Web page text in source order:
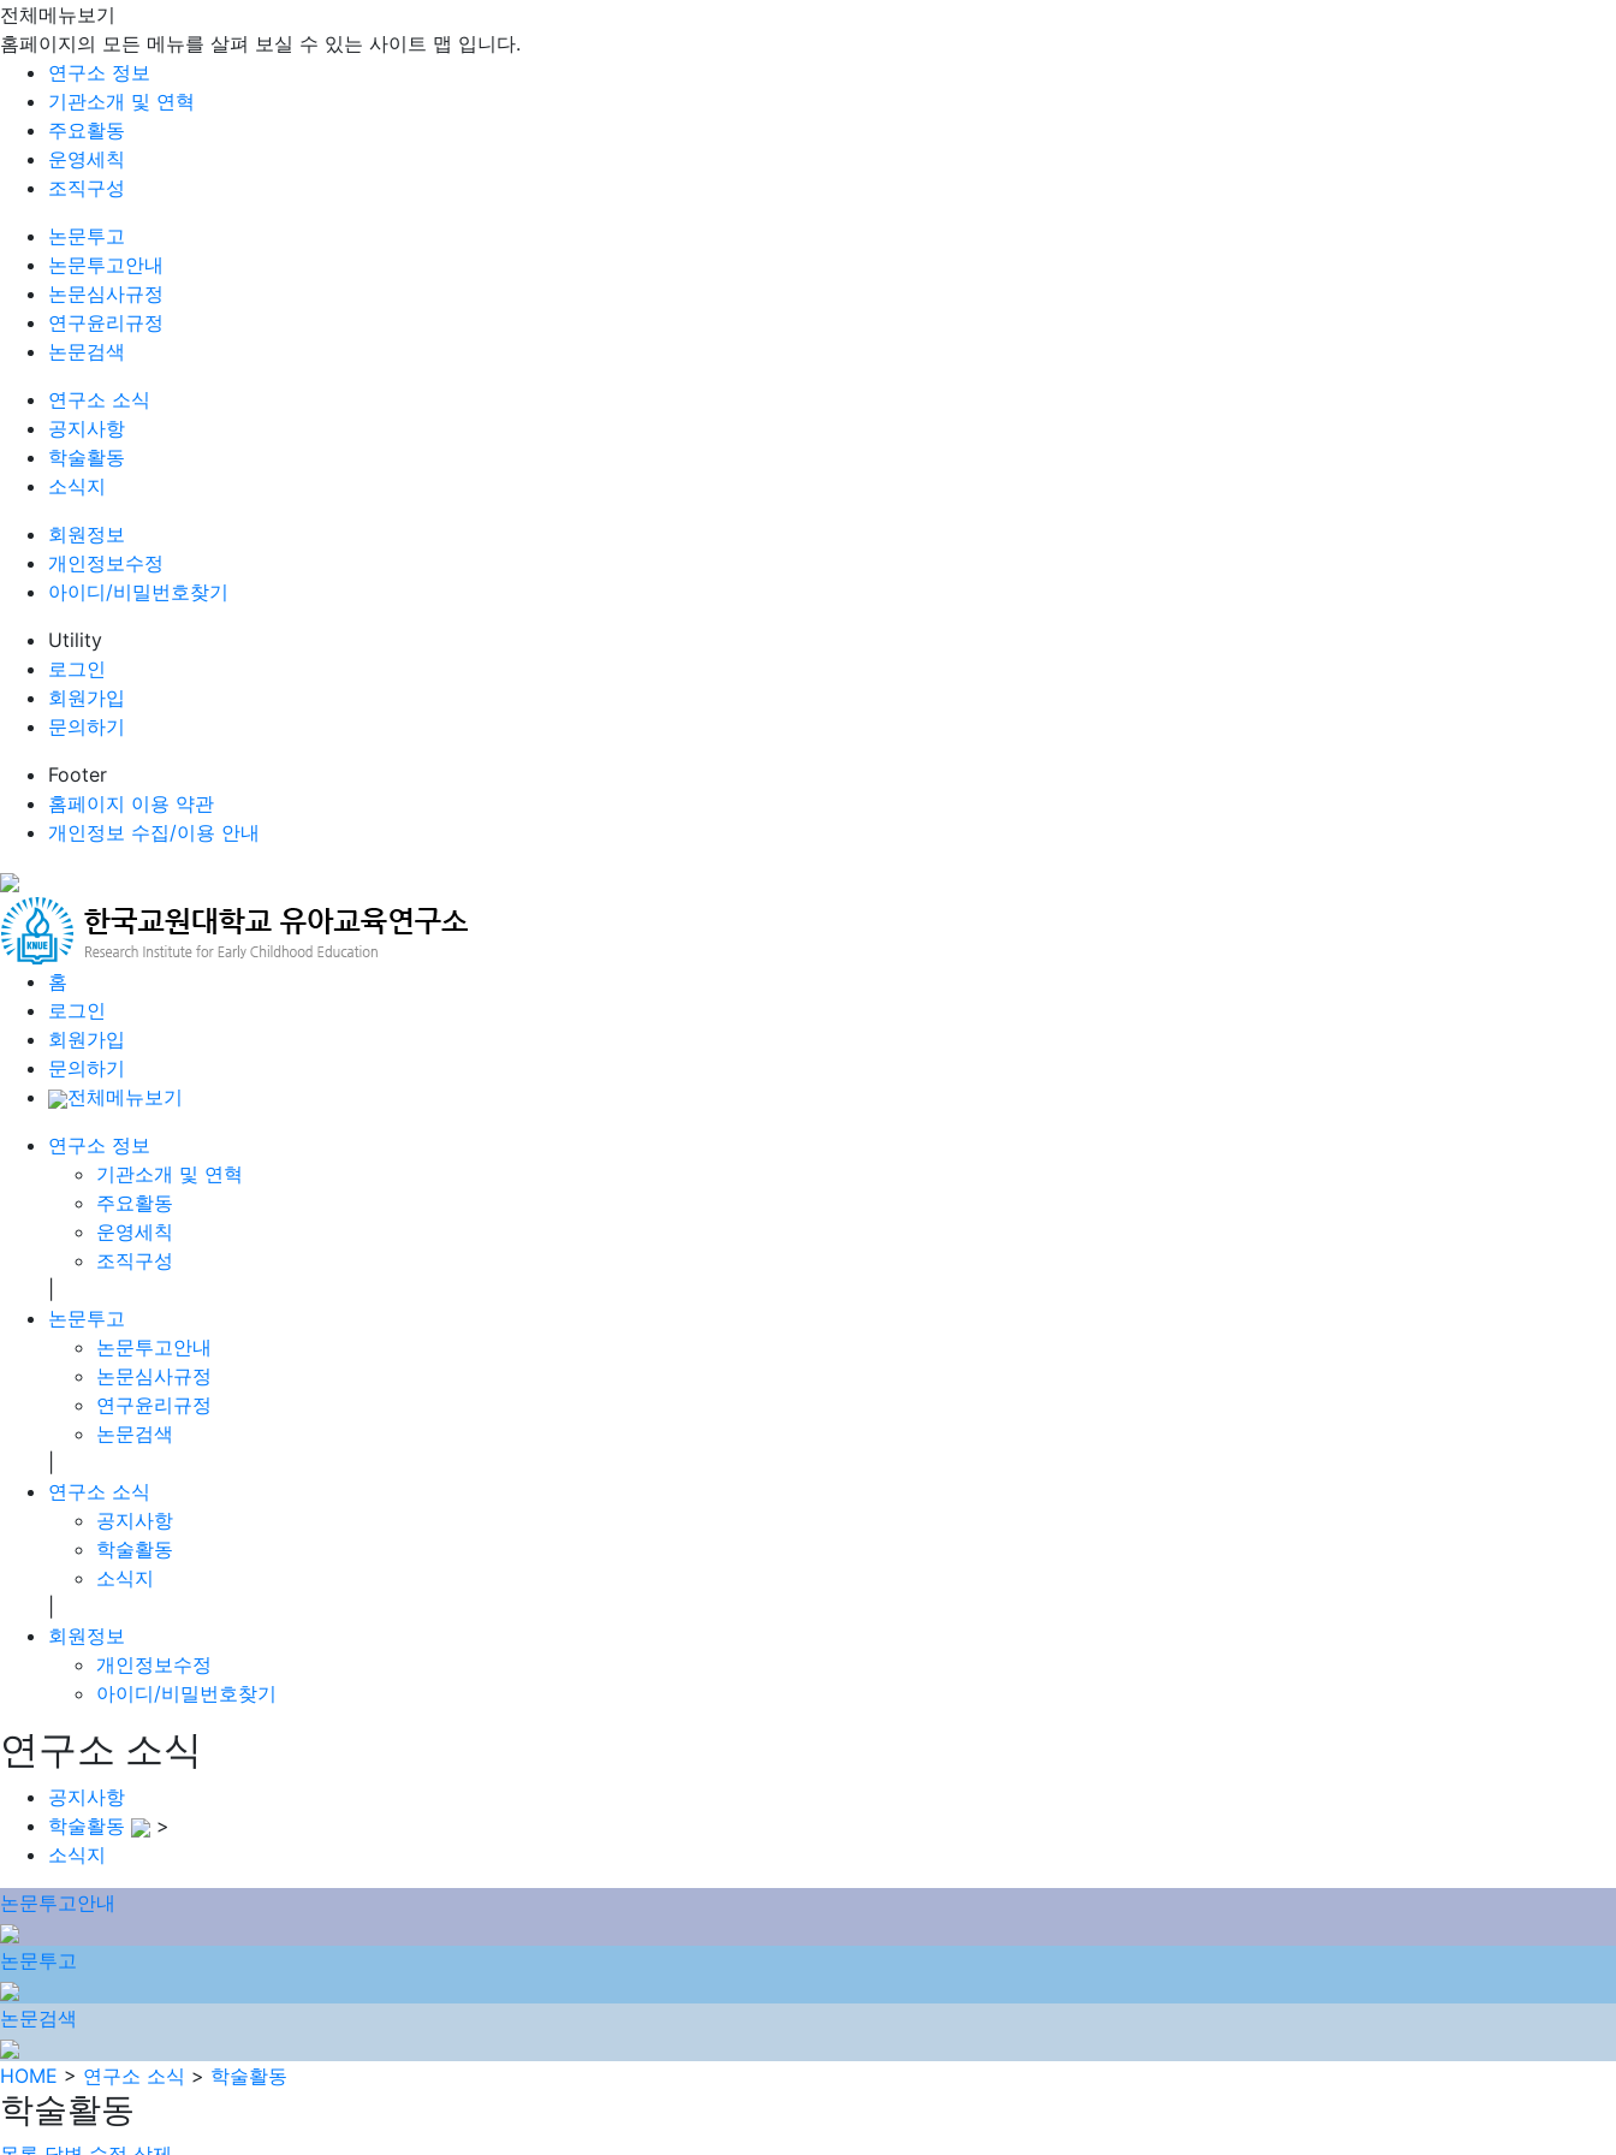
전체메뉴보기
홈페이지의 모든 메뉴를 살펴 보실 수 있는 사이트 맵 입니다.
연구소 정보
기관소개 및 연혁
주요활동
운영세칙
조직구성
논문투고
논문투고안내
논문심사규정
연구윤리규정
논문검색
연구소 소식
공지사항
학술활동
소식지
회원정보
개인정보수정
아이디/비밀번호찾기
Utility
로그인
회원가입
문의하기
Footer
홈페이지 이용 약관
개인정보 수집/이용 안내
홈
로그인
회원가입
문의하기
전체메뉴보기
연구소 정보
기관소개 및 연혁
주요활동
운영세칙
조직구성
논문투고
논문투고안내
논문심사규정
연구윤리규정
논문검색
연구소 소식
공지사항
학술활동
소식지
회원정보
개인정보수정
아이디/비밀번호찾기
연구소 소식
공지사항
학술활동
>
소식지
논문투고안내
논문투고
논문검색
HOME > 연구소 소식 > 학술활동
학술활동